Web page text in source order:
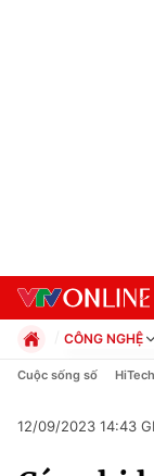
CÔNG NGHỆ
Chính trị
Pháp luật
Cuộc sống số
12/09/2023 14:43